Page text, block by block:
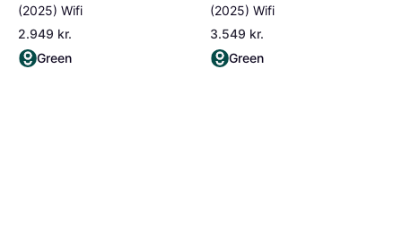
(2025) Wifi
2.949 kr.
Green
(2025) Wifi
3.549 kr.
Green